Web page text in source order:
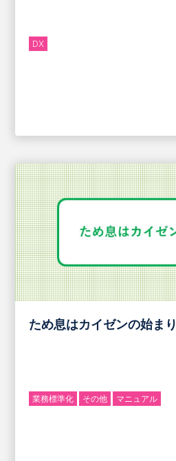
DX
ため息はカイゼンの始まり
業務標準化 その他 マニュアル